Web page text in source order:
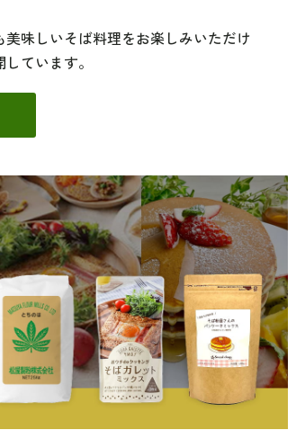
味しいそば料理をお楽しみいただけ
ています。